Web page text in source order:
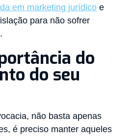
em marketing jurídico e
para não sofrer
do
do seu
não basta apenas
é preciso manter aqueles